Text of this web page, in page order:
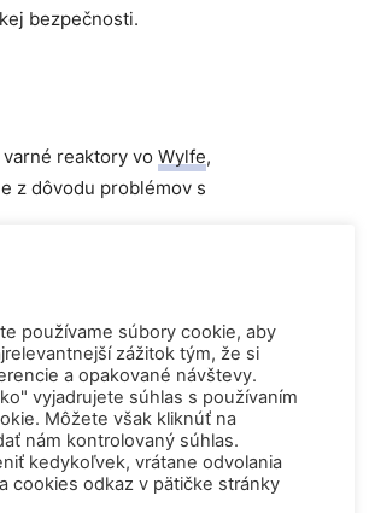
bezpečnosti.
reaktory vo Wylfe,
z dôvodu problémov s
projekt Sizewell C
Anglicku, keďže
vybudovanie dvoch blokov
100 miliónov libier na
používame súbory cookie, aby
zážitok tým, že si
a opakované návštevy.
vyjadrujete súhlas s používaním
Môžete však kliknúť na
nám kontrolovaný súhlas.
kedykoľvek, vrátane odvolania
cookies odkaz v pätičke stránky